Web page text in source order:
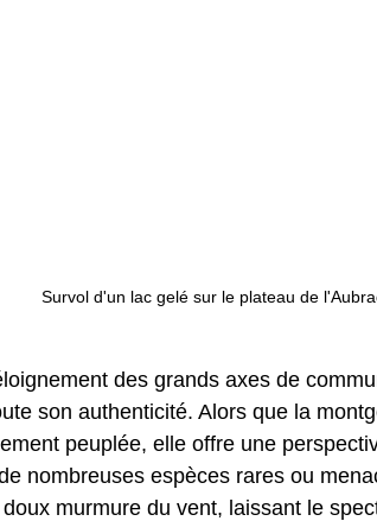
Survol d'un lac gelé sur le plateau de
des grands axes de
son authenticité. Alors que la
peuplée, elle offre une
nombreuses espèces rares ou
murmure du vent, laissant le